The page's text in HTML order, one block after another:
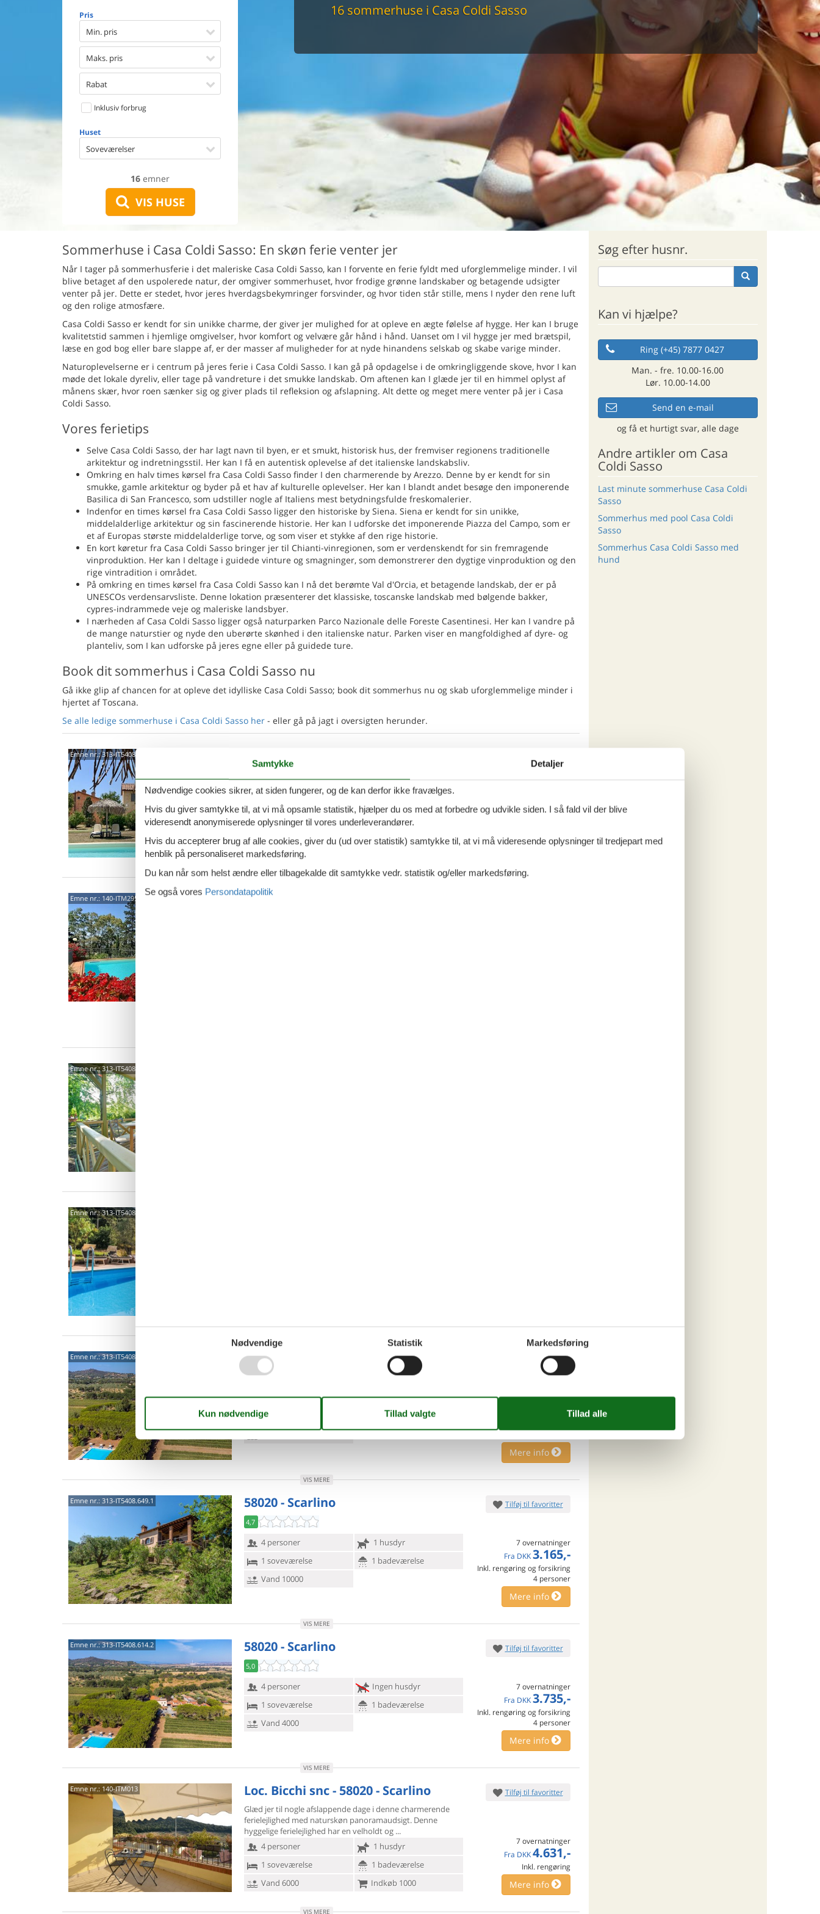
Pris
Min. pris
Maks. pris
Rabat
Inklusiv forbrug
Huset
Soveværelser
16 emner
VIS HUSE
Aircondition
Ladestander til elbil
16 sommerhuse i Casa Coldi Sasso
Sommerhuse i Casa Coldi Sasso: En skøn ferie venter jer
Når I tager på sommerhusferie i det maleriske Casa Coldi Sasso, kan I forvente en ferie fyldt med uforglemmelige minder. I vil
blive betaget af den uspolerede natur, der omgiver sommerhuset, hvor frodige grønne landskaber og betagende udsigter
venter på jer. Dette er stedet, hvor jeres hverdagsbekymringer forsvinder, og hvor tiden står stille, mens I nyder den rene luft
og den rolige atmosfære.
Casa Coldi Sasso er kendt for sin unikke charme, der giver jer mulighed for at opleve en ægte følelse af hygge. Her kan I bruge
kvalitetstid sammen i hjemlige omgivelser, hvor komfort og velvære går hånd i hånd. Uanset om I vil hygge jer med brætspil,
læse en god bog eller bare slappe af, er der masser af muligheder for at nyde hinandens selskab og skabe varige minder.
Naturoplevelserne er i centrum på jeres ferie i Casa Coldi Sasso. I kan gå på opdagelse i de omkringliggende skove, hvor I kan
møde det lokale dyreliv, eller tage på vandreture i det smukke landskab. Om aftenen kan I glæde jer til en himmel oplyst af
månens skær, hvor roen sænker sig og giver plads til refleksion og afslapning. Alt dette og meget mere venter på jer i Casa
Coldi Sasso.
Vores ferietips
Selve Casa Coldi Sasso, der har lagt navn til byen, er et smukt, historisk hus, der fremviser regionens traditionelle
arkitektur og indretningsstil. Her kan I få en autentisk oplevelse af det italienske landskabsliv.
Omkring en halv times kørsel fra Casa Coldi Sasso finder I den charmerende by Arezzo. Denne by er kendt for sin
smukke, gamle arkitektur og byder på et hav af kulturelle oplevelser. Her kan I blandt andet besøge den imponerende
Basilica di San Francesco, som udstiller nogle af Italiens mest betydningsfulde freskomalerier.
Indenfor en times kørsel fra Casa Coldi Sasso ligger den historiske by Siena. Siena er kendt for sin unikke,
middelalderlige arkitektur og sin fascinerende historie. Her kan I udforske det imponerende Piazza del Campo, som er
et af Europas største middelalderlige torve, og som viser et stykke af den rige historie.
En kort køretur fra Casa Coldi Sasso bringer jer til Chianti-vinregionen, som er verdenskendt for sin fremragende
vinproduktion. Her kan I deltage i guidede vinture og smagninger, som demonstrerer den dygtige vinproduktion og den
rige vintradition i området.
På omkring en times kørsel fra Casa Coldi Sasso kan I nå det berømte Val d'Orcia, et betagende landskab, der er på
UNESCOs verdensarvsliste. Denne lokation præsenterer det klassiske, toscanske landskab med bølgende bakker,
cypres-indrammede veje og maleriske landsbyer.
I nærheden af Casa Coldi Sasso ligger også naturparken Parco Nazionale delle Foreste Casentinesi. Her kan I vandre på
de mange naturstier og nyde den uberørte skønhed i den italienske natur. Parken viser en mangfoldighed af dyre- og
planteliv, som I kan udforske på jeres egne eller på guidede ture.
Book dit sommerhus i Casa Coldi Sasso nu
Gå ikke glip af chancen for at opleve det idylliske Casa Coldi Sasso; book dit sommerhus nu og skab uforglemmelige minder i
hjertet af Toscana.
Se alle ledige sommerhuse i Casa Coldi Sasso her - eller gå på jagt i oversigten herunder.
Emne nr.:313-IT5408.620.1 54020 - Scarlino
4 personer
1 husdyr
2 soveværelser
2 badeværelser
FraDKK8.565,-
VIS MERE
Emne nr.: 140-ITM295
Loc. Vallicella - Scarlino - 58020 -
Emne nr.:313-IT5408.650.1
Emne nr.:313-IT5408.643.1
Emne nr.:313-IT5408.614.3 58020 - Scarlino
4,3
6 personer
Ingen husdyr
2 soveværelser
2 badeværelser
Tilføj til favoritter
7 overnatninger
4.845,-
Mere info
VIS MERE
Emne nr.: 313-IT5408.649.1 58020 - Scarlino
4,7
4 personer
1 husdyr
1 soveværelse
1 badeværelse
Vand 10000
Tilføj til favoritter
7 overnatninger
Fra DKK 3.165,-
Inkl. rengøring og forsikring
4 personer
Mere info
VIS MERE
Emne nr.:313-IT5408.614.2 58020 - Scarlino
5,0
4 personer
Ingen husdyr
1 soveværelse
1 badeværelse
Vand 4000
Tilføj til favoritter
7 overnatninger
Fra DKK 3.735,-
Inkl. rengøring og forsikring
4 personer
Mere info
VIS MERE
Emne nr.: 140-ITM013 Loc. Bicchi snc - 58020 - Scarlino
Glæd jer til nogle afslappende dage i denne charmerende
ferielejlighed med naturskøn panoramaudsigt. Denne
hyggelige ferielejlighed har en velholdt og
4 personer
1 husdyr
1 soveværelse
1 badeværelse
Vand 6000
Indkøb 1000
Tilføj til favoritter
7 overnatninger
Fra DKK 4.631,-
Inkl. rengøring
Mere info
VIS MERE
Søg efter husnr.
Kan vi hjælpe?
Ring (+45) 7877 0427
Man. - fre. 10.00-16.00
Lør. 10.00-14.00
Send en e-mail
og få et hurtigt svar, alle dage
Andre artikler om Casa
Coldi Sasso
Last minute sommerhuse Casa Coldi
Sasso
Sommerhus med pool Casa Coldi
Sasso
Sommerhus Casa Coldi Sasso med
hund
Samtykke Detaljer
Nødvendige cookies sikrer, at siden fungerer, og de kan derfor ikke fravælges.
Hvis du giver samtykke til, at vi må opsamle statistik, hjælper du os med at forbedre og udvikle siden. I så fald vil der blive
videresendt anonymiserede oplysninger til vores underleverandører.
Hvis du accepterer brug af alle cookies, giver du (ud over statistik) samtykke til, at vi må videresende oplysninger til tredjepart med
henblik på personaliseret markedsføring.
Du kan når som helst ændre eller tilbagekalde dit samtykke vedr. statistik og/eller markedsføring.
Se også vores Persondatapolitik
Nødvendige Statistik Markedsføring